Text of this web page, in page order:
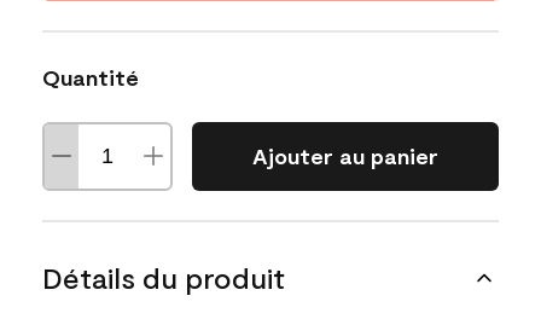
Quantité
Ajouter au panier
Détails du produit